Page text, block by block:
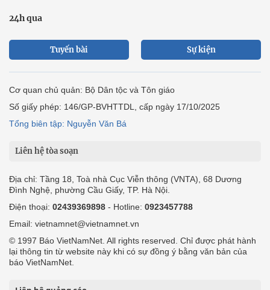
24h qua
Tuyến bài Sự kiện
Cơ quan chủ quản: Bộ Dân tộc và Tôn giáo
Số giấy phép: 146/GP-BVHTTDL, cấp ngày 17/10/2025
Tổng biên tập: Nguyễn Văn Bá
Liên hệ tòa soạn
Địa chỉ: Tầng 18, Toà nhà Cục Viễn thông (VNTA), 68 Dương
Đình Nghệ, phường Cầu Giấy, TP. Hà Nội.
Điện thoại: 02439369898 - Hotline: 0923457788
Email: vietnamnet@vietnamnet.vn
© 1997 Báo VietNamNet. All rights reserved. Chỉ được phát hành
lại thông tin từ website này khi có sự đồng ý bằng văn bản của
báo VietNamNet.